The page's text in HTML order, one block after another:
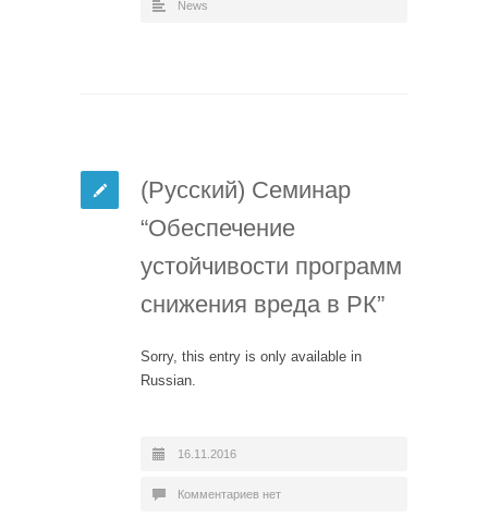
News
(Русский) Семинар
“Обеспечение
устойчивости программ
снижения вреда в РК”
Sorry, this entry is only available in
Russian.
16.11.2016
Комментариев нет